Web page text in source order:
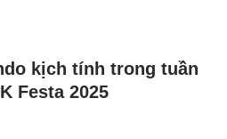
kịch tính trong tuần
Festa 2025